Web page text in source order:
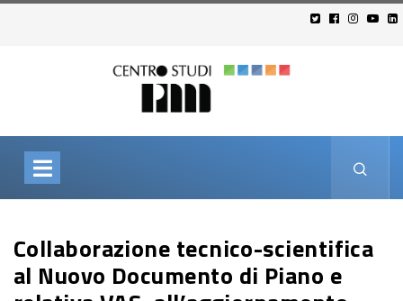
Collaborazione tecnico-scientifica
al Nuovo Documento di Piano e